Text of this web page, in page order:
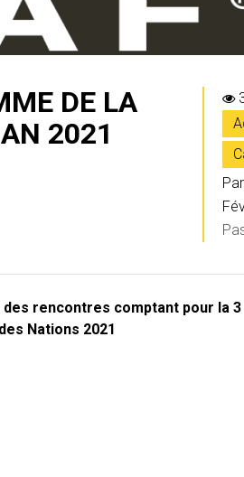
DE LA
2021
Par
rencontres comptant pour la
Nations 2021